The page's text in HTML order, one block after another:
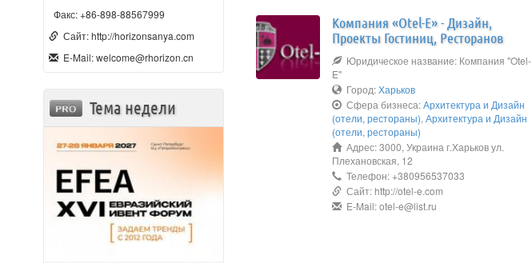
Факс: +86-898-88567999
Сайт: http://horizonsanya.com
E-Mail: welcome@rhorizon.cn
Тема недели
Компания «Otel-E» - Дизайн,
Проекты Гостиниц, Ресторанов
Юридическое название: Компания "Otel-
E"
Город:Харьков
Сфера бизнеса:Архитектура и Дизайн
(отели, рестораны),Архитектура и Дизайн
(отели, рестораны)
Адрес: 3000, Украина г.Харьков ул.
Плехановская, 12
Телефон: +380956537033
Сайт: http://otel-e.com
E-Mail: otel-e@list.ru